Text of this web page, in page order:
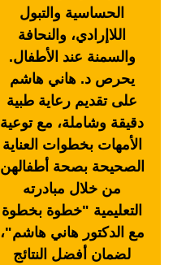
الحساسية والتبول
اللاإرادي، والنحافة
والسمنة عند الأطفال.
يحرص د. هاني هاشم
على تقديم رعاية طبية
دقيقة وشاملة، مع توعية
الأمهات بخطوات العناية
الصحيحة بصحة أطفالهن
من خلال مبادرته
التعليمية "خطوة بخطوة
مع الدكتور هاني هاشم"،
لضمان أفضل النتائج